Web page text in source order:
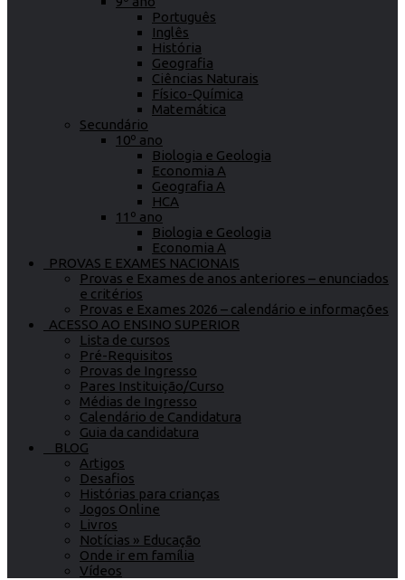
Português
Inglês
História
Geografia
Ciências Naturais
Físico-Química
Matemática
Secundário
10º ano
Biologia e Geologia
Economia A
Geografia A
HCA
11º ano
Biologia e Geologia
Economia A
PROVAS E EXAMES NACIONAIS
Provas e Exames de anos anteriores – enunciados
e critérios
Provas e Exames 2026 – calendário e informações
ACESSO AO ENSINO SUPERIOR
Lista de cursos
Pré-Requisitos
Provas de Ingresso
Pares Instituição/Curso
Médias de Ingresso
Calendário de Candidatura
Guia da candidatura
BLOG
Artigos
Desafios
Histórias para crianças
Jogos Online
Livros
Notícias » Educação
Onde ir em família
Vídeos